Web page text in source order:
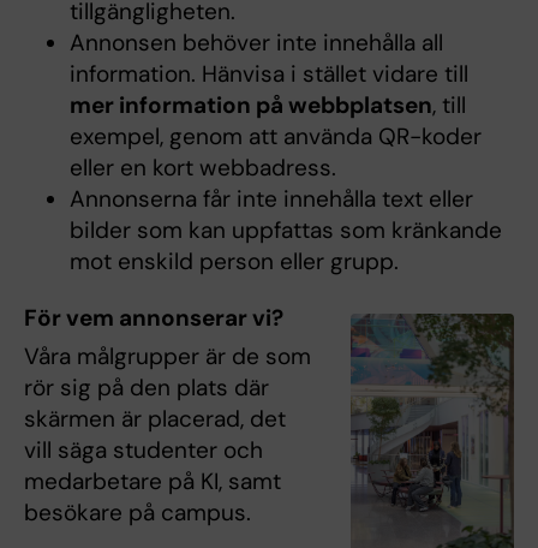
tillgängligheten.
Annonsen behöver inte innehålla all
information. Hänvisa i stället vidare till
mer information på webbplatsen, till
exempel, genom att använda QR-koder
eller en kort webbadress.
Annonserna får inte innehålla text eller
bilder som kan uppfattas som kränkande
mot enskild person eller grupp.
För vem annonserar vi?
Våra målgrupper är de som
rör sig på den plats där
skärmen är placerad, det
vill säga studenter och
medarbetare på KI, samt
besökare på campus.